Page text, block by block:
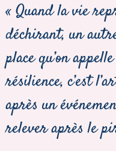
« Quand la vie
déchirant, un
place qu’on
résilience, c’est
après un
relever après le